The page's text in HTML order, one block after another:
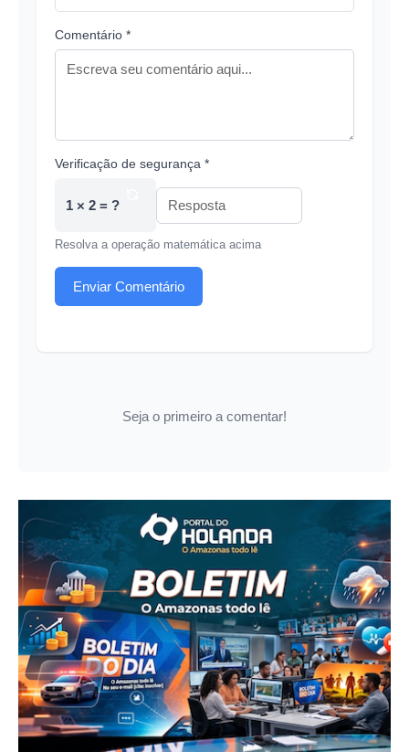
Comentário *
Verificação de segurança *
1 × 2 = ?
Resolva a operação matemática acima
Enviar Comentário
Seja o primeiro a comentar!